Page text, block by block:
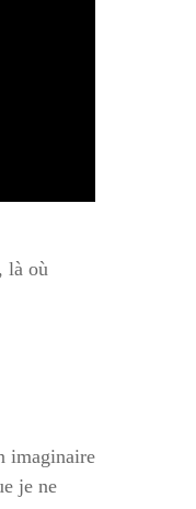
là où
imaginaire
je ne